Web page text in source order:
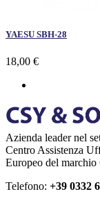
YAESU SBH-28
18,00 €
Azienda leader nel
Centro Assistenza
Europeo del
Telefono: +39 0332